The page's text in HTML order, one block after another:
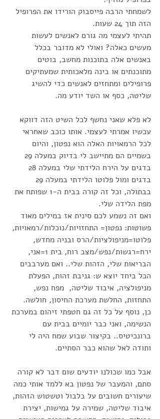
לשמחתי הרבה פייסבוק הורידו את הפרופיל
הזה תוך 24 שעות.
תהיתי לעצמי מה גורם לאנשים לעשות
מעשים כאלה? ואולי לא מדובר בכלל
באנשים אלה בתוכנות מחשב, בוטים
מתוכנתים או בינה מלאכותית שמעתיקים
פרופילים ומתחזים לאנשים כדי להשיג
שליטה, כסף או השד יודע מה.
לא פלא שאני נחשף לכל השיט הזה דווקא
עכשיו אמרתי לעצמי. אותו כוכב שאחראי
לכל הרמאויות האלה הוא נפטון, והיום
בבתולה, וכל זה קורה בבית ה-1 שפותח את
מפת הלידה שלי.
ואם זה נשמע לכם סינית אז במילים מאוד
פשוטות: נפטון= התחזויות/נוכלות/רמאויות,
פלוטו=מניפולציות/הרס ובניה מחדש,
ירח=רגשות/נפש/מצב רוח, בית 1=אני,
הבריאות שלי, הזהות שלי.. ואם מערבבים
הכל ביחד יוצא ש: גניבת זהות, הפעלת
מניפולציה, איבוד שליטה,  מפח נפש,
התחזות, החלשת מערכת החיסון, חולשה.
כן, נוסף על כל זה גם חטפתי זיהום במערכת
הנשימה, ואני כבר יומיים בבית עם
ברונכיטיס.. בקיצור שבוע שמח היה לי
ותודה לאל שהוא כבר הסתיים.
אבל כמו שכולנו יודעים שום דבר לא קורה
סתם, והמעבר של נפטון בא ללמד אותי כמה
שיעורים חשובים על בלבול וטשטוש הזהות,
איבוד שליטה, שמירה על גמישות, יצירת